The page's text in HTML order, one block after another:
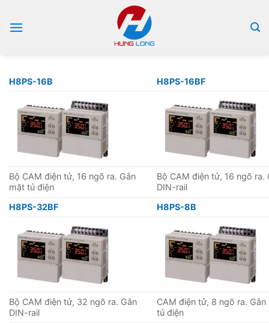
qua
H8PS-16B H8PS-16BF
Bộ CAM điện tử, 16 ngõ ra. Gắn
mặt tủ điện
Bộ CAM điện tử, 16 ngõ ra.
DIN-rail
H8PS-32BF
H8PS-8B
Bộ CAM điện tử, 32 ngõ ra. Gắn
DIN-rail
CAM điện tử, 8 ngõ ra. Gắn
tủ điện